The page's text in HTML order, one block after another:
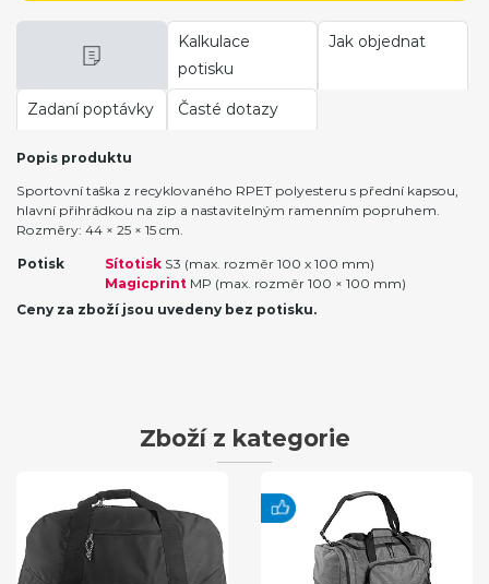
Kalkulace
potisku
Jak objednat
Zadaní poptávky Časté dotazy
Popis produktu
Sportovní taška z recyklovaného RPET polyesteru s přední kapsou,
hlavní přihrádkou na zip a nastavitelným ramenním popruhem.
Rozměry: 44 × 25 × 15 cm.
Potisk Sítotisk S3 (max. rozměr 100 x 100 mm)
Magicprint MP (max. rozměr 100 × 100 mm)
Ceny za zboží jsou uvedeny bez potisku.
Zboží z kategorie